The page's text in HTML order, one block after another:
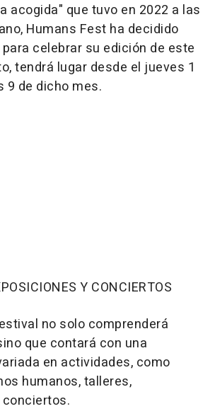
acogida" que tuvo en 2022 a las
Humans Fest ha decidido
celebrar su edición de este
tendrá lugar desde el jueves 1
9 de dicho mes.
Y CONCIERTOS
no solo comprenderá
que contará con una
en actividades, como
humanos, talleres,